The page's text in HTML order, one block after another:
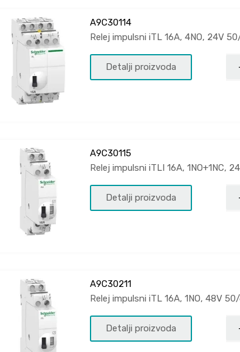
A9C30114
Relej impulsni iTL 16A, 4NO, 24V
Detalji proizvoda
A9C30115
Relej impulsni iTLI 16A, 1NO+1NC,
Detalji proizvoda
A9C30211
Relej impulsni iTL 16A, 1NO, 48V
Detalji proizvoda